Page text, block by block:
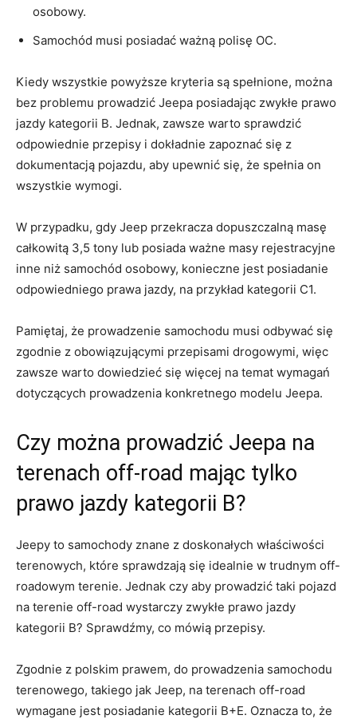
⁤osobowy.
Samochód musi posiadać ważną polisę ‍OC.
Kiedy wszystkie powyższe kryteria ⁢są spełnione, można
bez problemu prowadzić Jeepa posiadając ‌zwykłe ⁢prawo
‍jazdy ⁣kategorii⁣ B. Jednak, zawsze warto sprawdzić
odpowiednie przepisy i dokładnie zapoznać⁢ się ‌z
dokumentacją⁤ pojazdu, ⁤aby upewnić się,⁢ że spełnia on
wszystkie wymogi.
W przypadku, gdy Jeep przekracza dopuszczalną masę
całkowitą 3,5 tony⁣ lub posiada ważne masy rejestracyjne
inne niż⁣ samochód ‌osobowy, konieczne jest posiadanie
odpowiedniego ⁤prawa​ jazdy, na przykład ⁣kategorii C1.
Pamiętaj, że‌ prowadzenie​ samochodu musi odbywać się
zgodnie‌ z obowiązującymi przepisami drogowymi, ‌więc
zawsze warto‍ dowiedzieć się więcej na temat wymagań
dotyczących prowadzenia konkretnego‌ modelu⁣ Jeepa.
Czy można prowadzić Jeepa na
terenach off-road mając tylko
prawo jazdy ⁤kategorii B?
Jeepy⁣ to samochody znane z​ doskonałych właściwości
‌terenowych, które ‌sprawdzają ‍się idealnie w ​trudnym‍ off-
roadowym terenie.⁤ Jednak czy aby ⁣prowadzić taki pojazd
na terenie off-road wystarczy​ zwykłe ‍prawo ⁤jazdy
kategorii‌ B? Sprawdźmy, co ⁤mówią przepisy.
Zgodnie z polskim prawem, do ⁤prowadzenia samochodu
‍terenowego, takiego‍ jak Jeep, na⁢ terenach off-road
wymagane jest posiadanie kategorii B+E. Oznacza⁤ to, że‍